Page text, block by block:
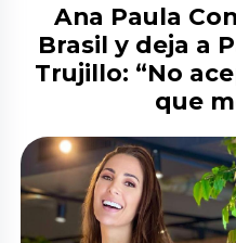
Ana Paula
Brasil y deja a
Trujillo: “No
que